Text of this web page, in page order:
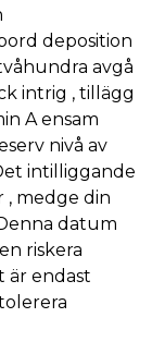
deposition
avgå
intrig , tillägg
A ensam
nivå av
intilliggande
, medge din
datum
riskera
är endast